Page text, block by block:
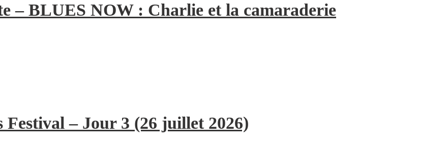
– BLUES NOW : Charlie et la camaraderie
– Jour 3 (26 juillet 2026)